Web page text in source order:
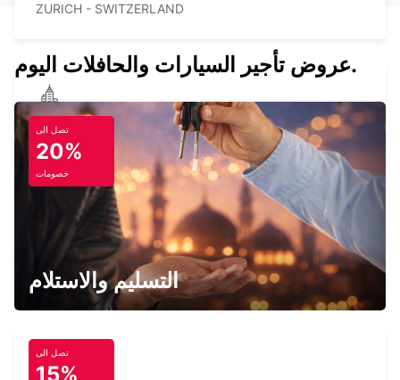
ZURICH - SWITZERLAND
ZURICH LINDENSTRASSE - IKC *RY*
ZURICH - SWITZERLAND
ZURICH FREILAGERSTRASSE - IKC *RY*
ZURICH - SWITZERLAND
عروض تأجير السيارات والحافلات اليوم.
تصل الى
20%
خصومات
التسليم والاستلام
تصل الى
15%